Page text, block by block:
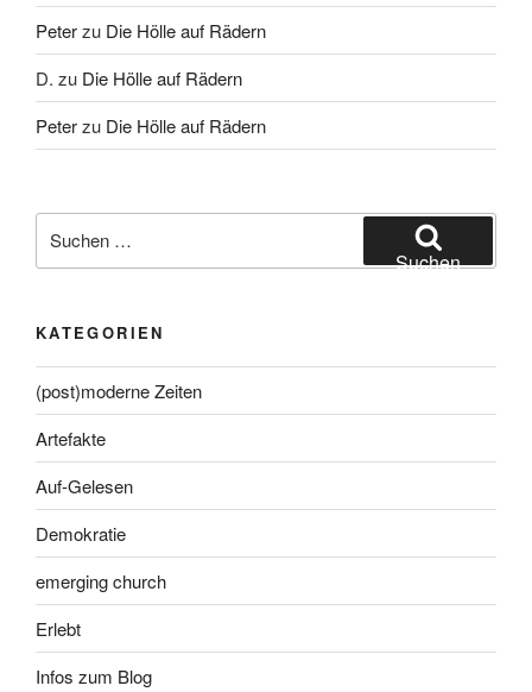
Peterzu Die Hölle auf Rädern
D. zu Die Hölle auf Rädern
Peterzu Die Hölle auf Rädern
nach:
Suchen
KATEGORIEN
(post)moderne Zeiten
Artefakte
Auf-Gelesen
Demokratie
emerging church
Erlebt
Infos zum Blog